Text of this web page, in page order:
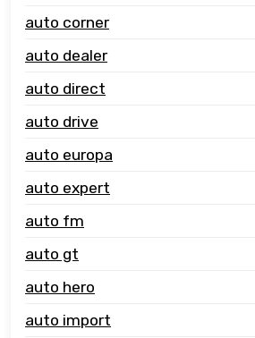
auto corner
auto dealer
auto direct
auto drive
auto europa
auto expert
auto fm
auto gt
auto hero
auto import